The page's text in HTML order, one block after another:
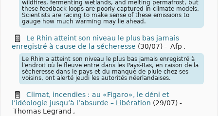
wildfires, fermenting wetlands, and melting permafrost, but
these feedback loops are poorly captured in climate models.
Scientists are racing to make sense of these emissions to
gauge how much warming may lie ahead.
Le Rhin atteint son niveau le plus bas jamais
enregistré à cause de la sécheresse (30/07) - Afp ,
Le Rhin a atteint son niveau le plus bas jamais enregistré à
l'endroit où le fleuve entre dans les Pays-Bas, en raison de la
sécheresse dans le pays et du manque de pluie chez ses
voisins, ont alerté jeudi les autorités néerlandaises.
Climat, incendies : au «Figaro», le déni et
l’idéologie jusqu’à l’absurde – Libération (29/07) -
Thomas Legrand ,